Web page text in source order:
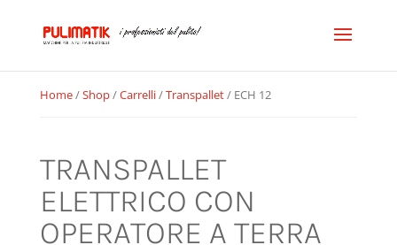
Home/Shop/Carrelli/Transpallet/ ECH 12
TRANSPALLET
ELETTRICO CON
OPERATORE A TERRA